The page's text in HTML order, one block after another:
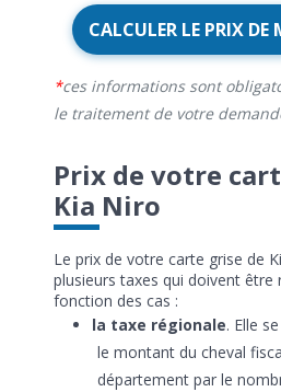
CALCULER LE PRIX DE
ces informations sont
le traitement de votre
Prix de votre
Kia Niro
Le prix de votre carte grise de
plusieurs taxes qui doivent être
fonction des cas :
la taxe régionale. Elle
le montant du cheval
département par le